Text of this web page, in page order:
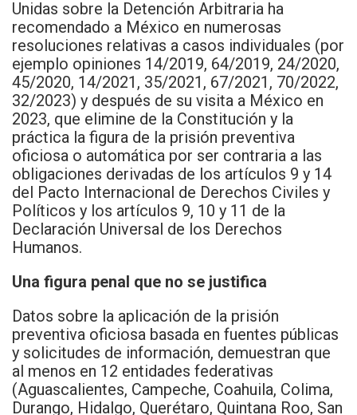
Unidas sobre la Detención Arbitraria ha
recomendado a México en numerosas
resoluciones relativas a casos individuales (por
ejemplo opiniones 14/2019, 64/2019, 24/2020,
45/2020, 14/2021, 35/2021, 67/2021, 70/2022,
32/2023) y después de su visita a México en
2023, que elimine de la Constitución y la
práctica la figura de la prisión preventiva
oficiosa o automática por ser contraria a las
obligaciones derivadas de los artículos 9 y 14
del Pacto Internacional de Derechos Civiles y
Políticos y los artículos 9, 10 y 11 de la
Declaración Universal de los Derechos
Humanos.
Una figura penal que no se justifica
Datos sobre la aplicación de la prisión
preventiva oficiosa basada en fuentes públicas
y solicitudes de información, demuestran que
al menos en 12 entidades federativas
(Aguascalientes, Campeche, Coahuila, Colima,
Durango, Hidalgo, Querétaro, Quintana Roo, San